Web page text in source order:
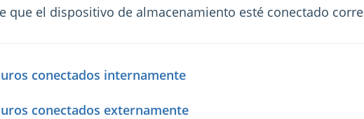
que el dispositivo de almacenamiento esté conectado
conectados internamente
conectados externamente